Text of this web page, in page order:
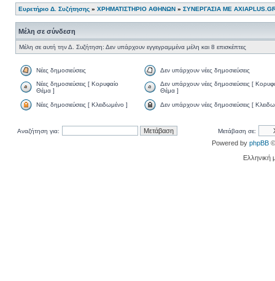
Ευρετήριο Δ. Συζήτησης » ΧΡΗΜΑΤΙΣΤΗΡΙΟ ΑΘΗΝΩΝ » ΣΥΝΕΡΓΑΣΙΑ ΜΕ
Μέλη σε σύνδεση
Μέλη σε αυτή την Δ. Συζήτηση: Δεν υπάρχουν εγγεγραμμένα μέλη και 8 επισκέπτες
Νέες δημοσιεύσεις
Δεν υπάρχουν νέες δημοσιεύσεις
Νέες δημοσιεύσεις [ Κορυφαίο
Θέμα ]
Δεν υπάρχουν νέες δημοσιεύσεις [
Θέμα ]
Νέες δημοσιεύσεις [ Κλειδωμένο ] Δεν υπάρχουν νέες δημοσιεύσεις [
Αναζήτηση για: Μετάβαση σε:
Powered by phpBB
Ελληνική